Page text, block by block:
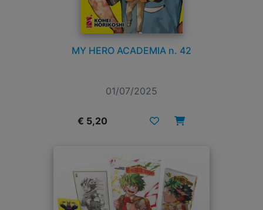
MY HERO ACADEMIA n. 42
01/07/2025
€ 5,20